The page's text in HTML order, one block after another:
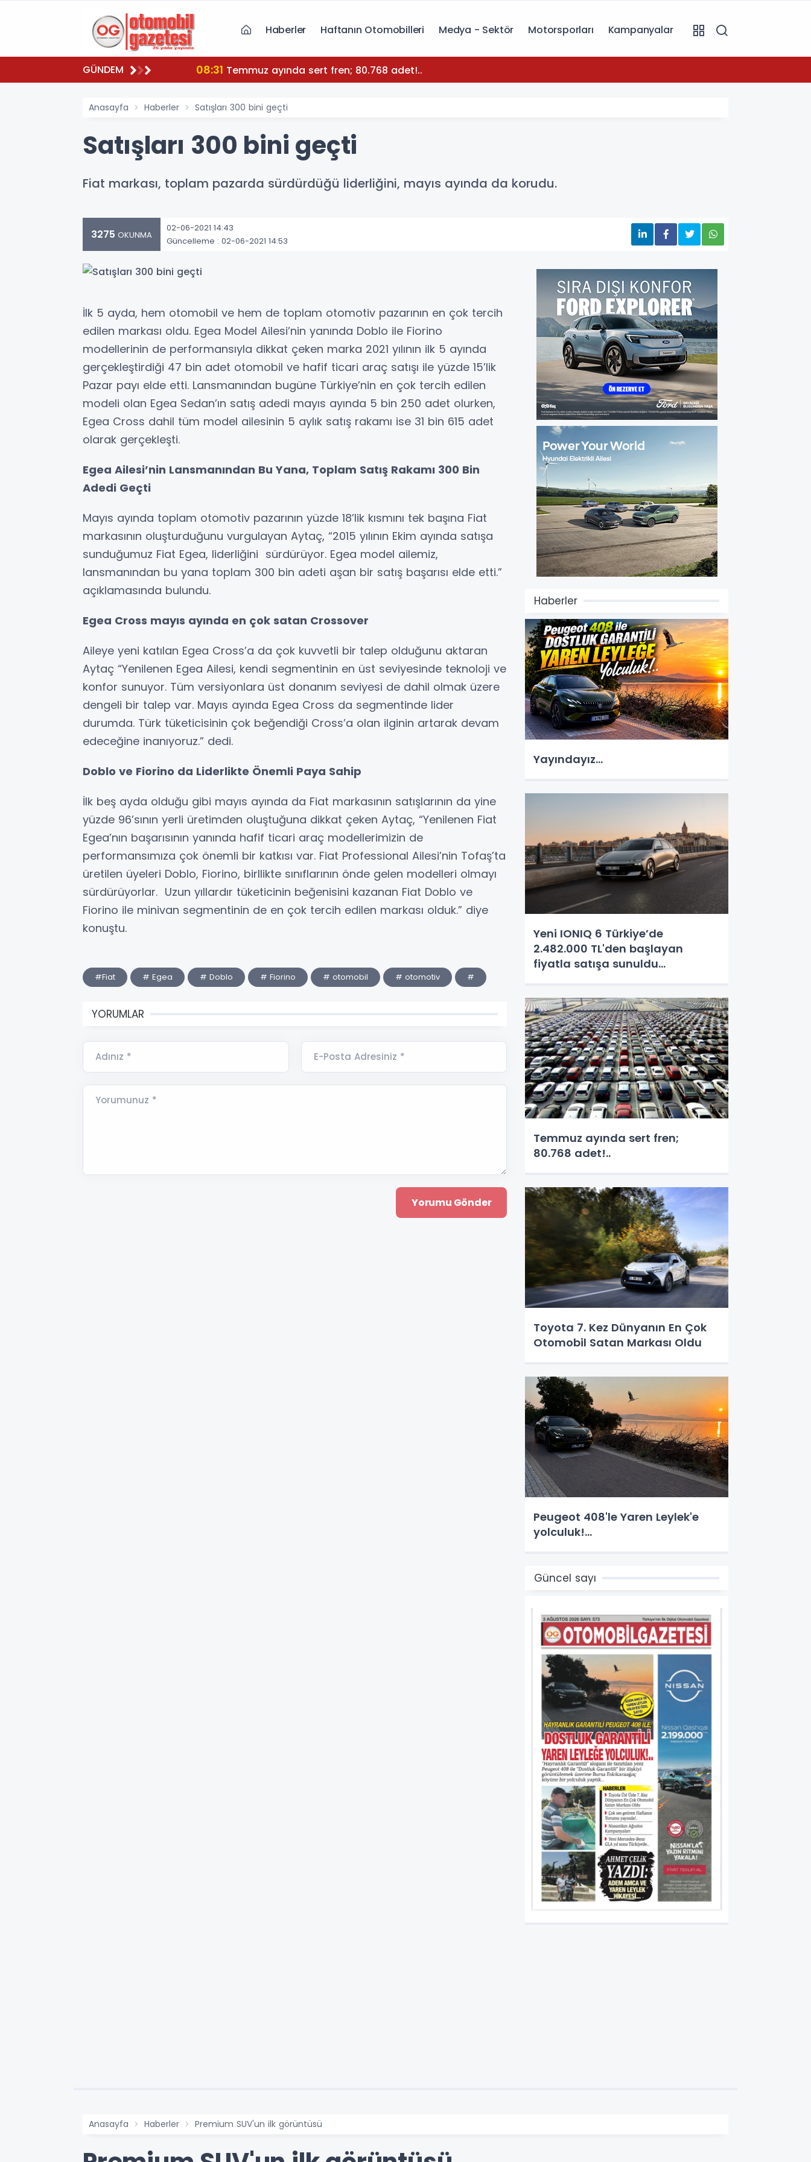
Haberler Haftanın Otomobilleri Medya - Sektör Motorsporları Kampanyalar
GÜNDEM 08:31 Temmuz ayında sert fren; 80.768 adet!..
Anasayfa Haberler Satışları 300 bini geçti
Satışları 300 bini geçti
Fiat markası, toplam pazarda sürdürdüğü liderliğini, mayıs ayında da korudu.
3275 OKUNMA
02-06-2021 14:43
Güncelleme : 02-06-2021 14:53
İlk 5 ayda, hem otomobil ve hem de toplam otomotiv pazarının en çok tercih
edilen markası oldu. Egea Model Ailesi’nin yanında Doblo ile Fiorino
modellerinin de performansıyla dikkat çeken marka 2021 yılının ilk 5 ayında
gerçekleştirdiği 47 bin adet otomobil ve hafif ticari araç satışı ile yüzde 15’lik
Pazar payı elde etti. Lansmanından bugüne Türkiye’nin en çok tercih edilen
modeli olan Egea Sedan’ın satış adedi mayıs ayında 5 bin 250 adet olurken,
Egea Cross dahil tüm model ailesinin 5 aylık satış rakamı ise 31 bin 615 adet
olarak gerçekleşti.
Egea Ailesi’nin Lansmanından Bu Yana, Toplam Satış Rakamı 300 Bin
Adedi Geçti
Mayıs ayında toplam otomotiv pazarının yüzde 18’lik kısmını tek başına Fiat
markasının oluşturduğunu vurgulayan Aytaç, “2015 yılının Ekim ayında satışa
sunduğumuz Fiat Egea, liderliğini sürdürüyor. Egea model ailemiz,
lansmanından bu yana toplam 300 bin adeti aşan bir satış başarısı elde etti.”
açıklamasında bulundu.
Egea Cross mayıs ayında en çok satan Crossover
Aileye yeni katılan Egea Cross’a da çok kuvvetli bir talep olduğunu aktaran
Aytaç “Yenilenen Egea Ailesi, kendi segmentinin en üst seviyesinde teknoloji ve
konfor sunuyor. Tüm versiyonlara üst donanım seviyesi de dahil olmak üzere
dengeli bir talep var. Mayıs ayında Egea Cross da segmentinde lider
durumda. Türk tüketicisinin çok beğendiği Cross’a olan ilginin artarak devam
edeceğine inanıyoruz.” dedi.
Doblo ve Fiorino da Liderlikte Önemli Paya Sahip
İlk beş ayda olduğu gibi mayıs ayında da Fiat markasının satışlarının da yine
yüzde 96’sının yerli üretimden oluştuğuna dikkat çeken Aytaç, “Yenilenen Fiat
Egea’nın başarısının yanında hafif ticari araç modellerimizin de
performansımıza çok önemli bir katkısı var. Fiat Professional Ailesi’nin Tofaş’ta
üretilen üyeleri Doblo, Fiorino, birllikte sınıflarının önde gelen modelleri olmayı
sürdürüyorlar. Uzun yıllardır tüketicinin beğenisini kazanan Fiat Doblo ve
Fiorino ile minivan segmentinin de en çok tercih edilen markası olduk.” diye
konuştu.
#Fiat # Egea # Doblo # Fiorino # otomobil # otomotiv #
YORUMLAR
Adınız * E-Posta Adresiniz *
Yorumunuz *
Haberler
Yayındayız...
Yeni IONIQ 6 Türkiye’de
2.482.000 TL'den başlayan
fiyatla satışa sunuldu...
Temmuz ayında sert fren;
80.768 adet!..
Toyota 7. Kez Dünyanın En Çok
Otomobil Satan Markası Oldu
Peugeot 408'le Yaren Leylek'e
yolculuk!...
Güncel sayı
Anasayfa Haberler Premium SUV'un ilk görüntüsü